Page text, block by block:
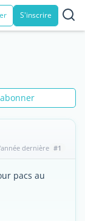
S'inscrire
dernière #1
pacs au